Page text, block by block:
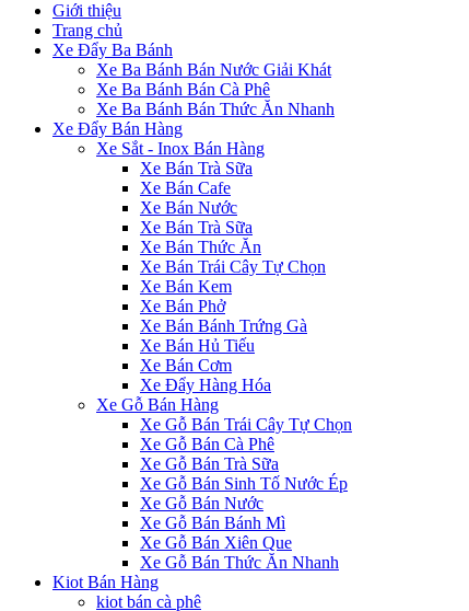
Giới thiệu
Trang chủ
Xe Đẩy Ba Bánh
Xe Ba Bánh Bán Nước Giải Khát
Xe Ba Bánh Bán Cà Phê
Xe Ba Bánh Bán Thức Ăn Nhanh
Xe Đẩy Bán Hàng
Xe Sắt - Inox Bán Hàng
Xe Bán Trà Sữa
Xe Bán Cafe
Xe Bán Nước
Xe Bán Trà Sữa
Xe Bán Thức Ăn
Xe Bán Trái Cây Tự Chọn
Xe Bán Kem
Xe Bán Phở
Xe Bán Bánh Trứng Gà
Xe Bán Hủ Tiếu
Xe Bán Cơm
Xe Đẩy Hàng Hóa
Xe Gỗ Bán Hàng
Xe Gỗ Bán Trái Cây Tự Chọn
Xe Gỗ Bán Cà Phê
Xe Gỗ Bán Trà Sữa
Xe Gỗ Bán Sinh Tố Nước Ép
Xe Gỗ Bán Nước
Xe Gỗ Bán Bánh Mì
Xe Gỗ Bán Xiên Que
Xe Gỗ Bán Thức Ăn Nhanh
Kiot Bán Hàng
kiot bán cà phê